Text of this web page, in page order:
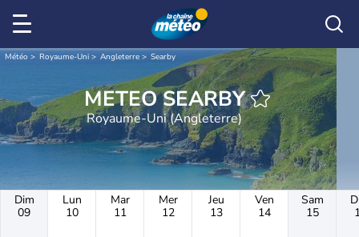
Météo Royaume-Uni Angleterre Searby
METEO SEARBY
Royaume-Uni (Angleterre)
Dim
09
Lun
10
Mar
11
Mer
12
Jeu
13
Ven
14
Sam
15